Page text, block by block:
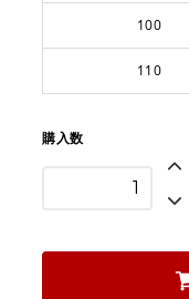
100
110
購入数